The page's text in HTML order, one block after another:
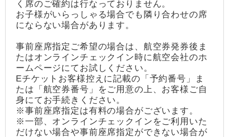
く席のご確約は行なっておりません。
お子様がいらっしゃる場合でも隣り合わせの席
にならない場合があります。
事前座席指定ご希望の場合は、航空券発券後ま
たはオンラインチェックイン時に航空会社のホ
ームページにてお試しください。
Eチケットお客様控えに記載の「予約番号」ま
たは「航空券番号」をご用意の上、お客様ご自
身にてお手続きください。
※事前座席指定は有料の場合がございます。
※一部、オンラインチェックインをご利用いた
だけない場合や事前座席指定ができない場合が